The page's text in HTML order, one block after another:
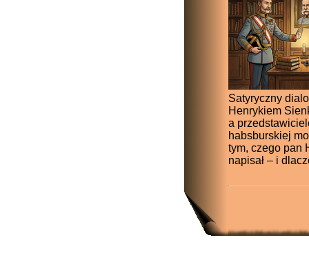
Satyryczny
Henrykiem
a
habsburskiej
tym, czego pan
napisał – i